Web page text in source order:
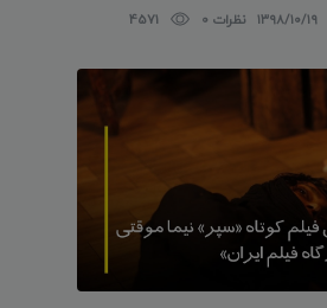
۱۳۹۸/۱۰/۱۹ نظرات 0 4571